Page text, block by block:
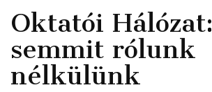
Oktatói Hálózat:
semmit rólunk
nélkülünk